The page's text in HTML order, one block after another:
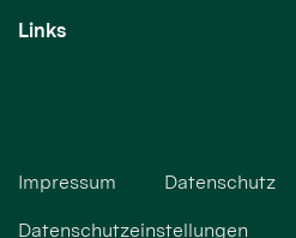
Links
Impressum Datenschutz
Datenschutzeinstellungen